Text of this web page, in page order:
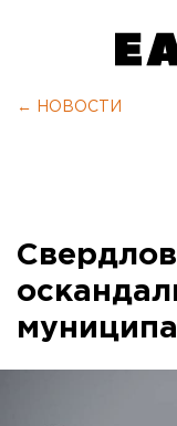
← НОВОСТИ